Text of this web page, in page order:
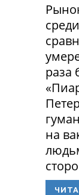
раза
на